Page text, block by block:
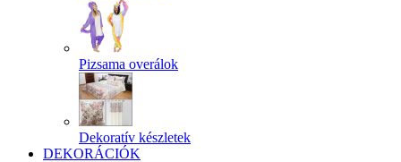
Pizsama overálok
Dekoratív készletek
DEKORÁCIÓK